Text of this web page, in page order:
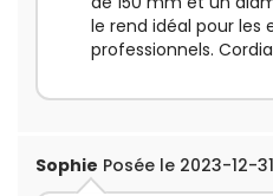
le rend idéal pour les
professionnels.
Sophie Posée le 2023-12-31